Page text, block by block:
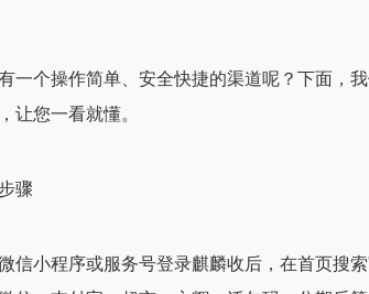
一个操作简单、安全快捷的渠道呢？下面，
让您一看就懂。
骤
信小程序或服务号登录麒麟收后，在首页搜